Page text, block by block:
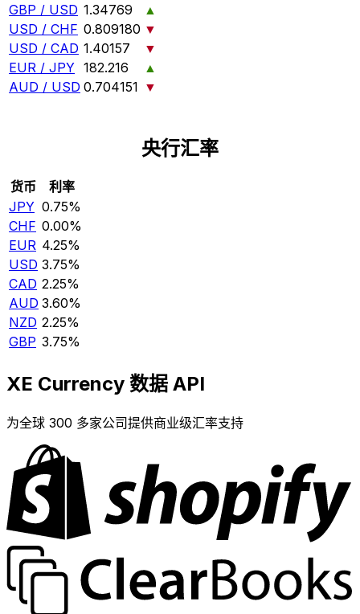
GBP / USD 1.34769
▲
USD / CHF 0.809180 ▼
USD / CAD 1.40157
▼
EUR / JPY 182.216
▲
AUD / USD 0.704151 ▼
央行汇率
货币
利率
JPY 0.75%
CHF 0.00%
EUR 4.25%
USD 3.75%
CAD 2.25%
AUD 3.60%
NZD 2.25%
GBP 3.75%
XE Currency 数据 API
为全球 300 多家公司提供商业级汇率支持